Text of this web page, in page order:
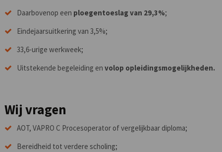
Daarbovenop een ploegentoeslag van 29,3%;
Eindejaarsuitkering van 3,5%;
33,6-urige werkweek;
Uitstekende begeleiding en volop opleidingsmogelijkheden.
Wij vragen
AOT, VAPRO C Procesoperator of vergelijkbaar diploma;
Bereidheid tot verdere scholing;